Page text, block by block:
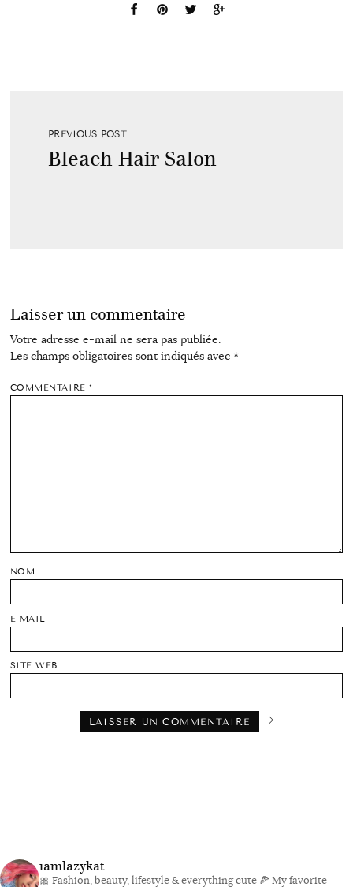
PREVIOUS POST
Bleach Hair Salon
Laisser un commentaire
Votre adresse e-mail ne sera pas publiée.
Les champs obligatoires sont indiqués avec *
COMMENTAIRE*
NOM
E-MAIL
SITE WEB
iamlazykat
🎀 Fashion, beauty, lifestyle & everything cute 🍕 My favorite